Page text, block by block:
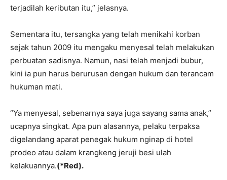
terjadilah keributan itu,” jelasnya.
Sementara itu, tersangka yang telah menikahi korban
sejak tahun 2009 itu mengaku menyesal telah melakukan
perbuatan sadisnya. Namun, nasi telah menjadi bubur,
kini ia pun harus berurusan dengan hukum dan terancam
hukuman mati.
“Ya menyesal, sebenarnya saya juga sayang sama anak,”
ucapnya singkat. Apa pun alasannya, pelaku terpaksa
digelandang aparat penegak hukum nginap di hotel
prodeo atau dalam krangkeng jeruji besi ulah
kelakuannya.(*Red).